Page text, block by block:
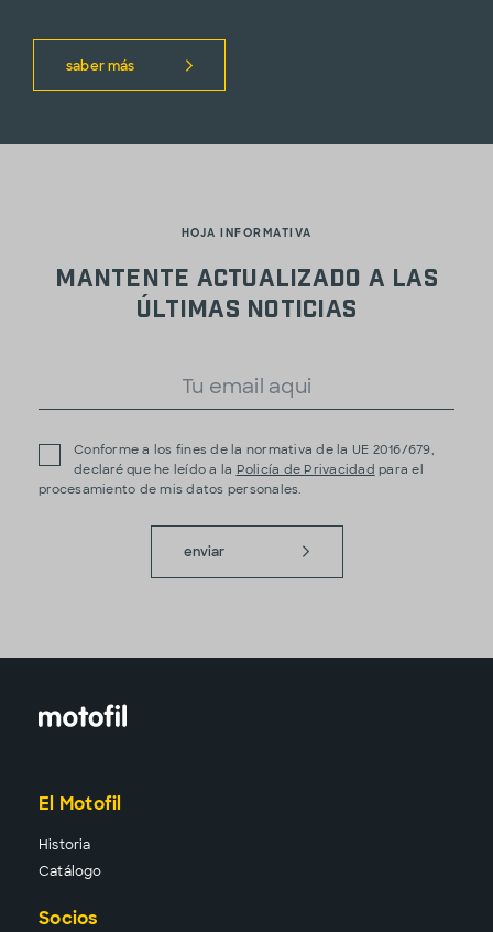
saber más
HOJA INFORMATIVA
Mantente actualizado a las
últimas noticias
Conforme a los fines de la normativa de la UE 2016/679,
declaré que he leído a la Policía de Privacidad para el
procesamiento de mis datos personales.
enviar
El Motofil
Historia
Catálogo
Socios